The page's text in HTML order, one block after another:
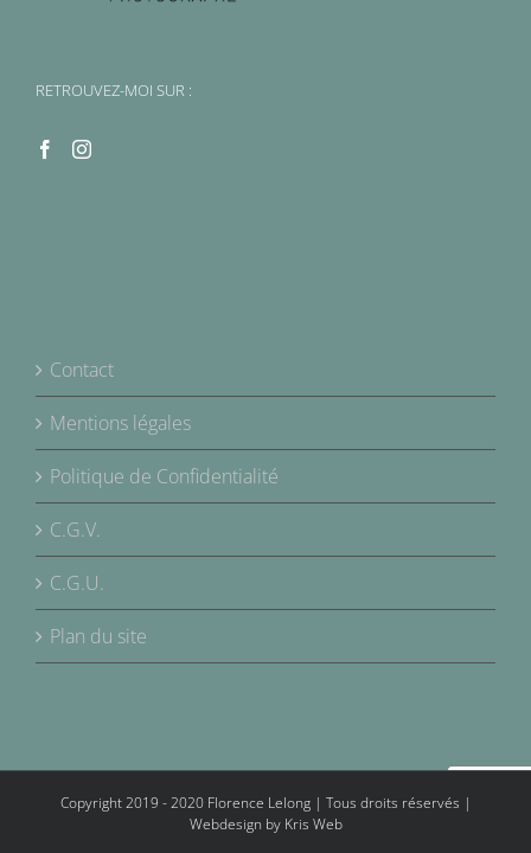
RETROUVEZ-MOI SUR :
Contact
Mentions légales
Politique de Confidentialité
C.G.V.
C.G.U.
Plan du site
Copyright 2019 - 2020 Florence Lelong | Tous droits réservés |
Webdesign by Kris Web